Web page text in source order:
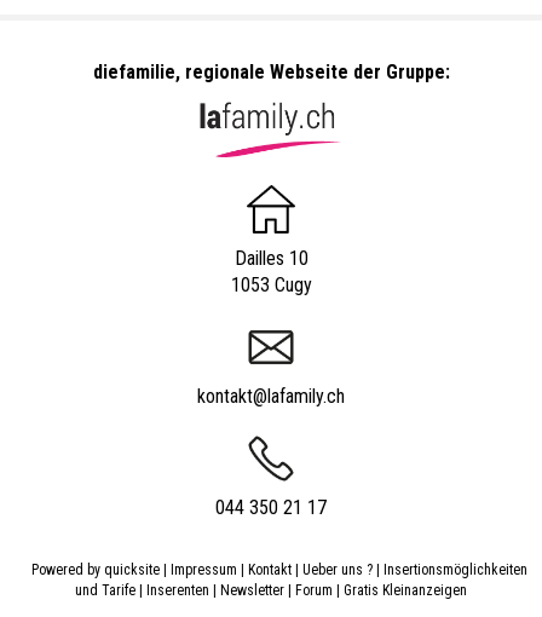
diefamilie, regionale Webseite der Gruppe:
Dailles 10
1053 Cugy
kontakt@lafamily.ch
044 350 21 17
Powered by quicksite Impressum Kontakt| Ueber uns ?|
Insertionsmöglichkeiten
und Tarife
Inserenten Newsletter Forum Gratis Kleinanzeigen